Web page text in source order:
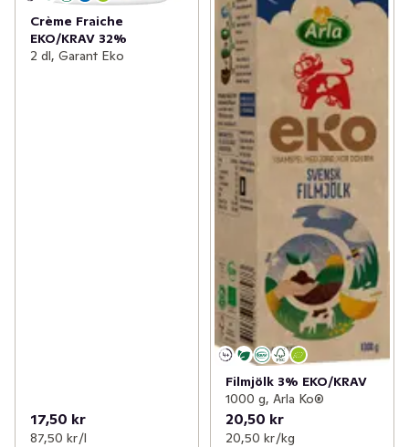
Crème Fraiche
EKO/KRAV 32%
2 dl, Garant Eko
17,50 kr
87,50 kr /l
Filmjölk 3% EKO/KRAV
1000 g, Arla Ko®
20,50 kr
20,50 kr /kg